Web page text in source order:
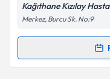
Kişisel
Metni'ni
kapsamda
Kağıthane Kızılay
Merkez, Burcu Sk. No:9
Randevu